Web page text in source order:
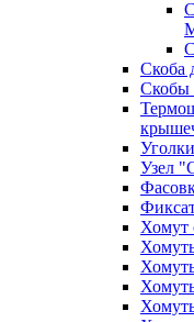
Скоба
Скобы
Узел
Хомут